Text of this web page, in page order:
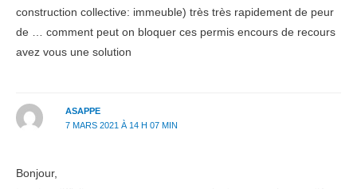
construction collective: immeuble) très très rapidement de peur
de … comment peut on bloquer ces permis encours de recours
avez vous une solution
ASAPPE
7 MARS 2021 À 14 H 07 MIN
Bonjour,